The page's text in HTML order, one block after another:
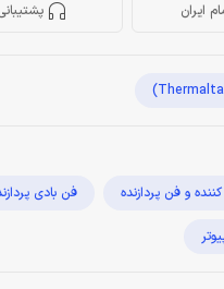
ایران
و فن پردازنده فن بادی